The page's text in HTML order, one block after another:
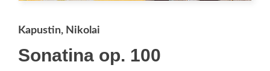
Kapustin, Nikolai
Sonatina op. 100